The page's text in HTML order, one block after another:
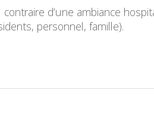
d’une ambiance
personnel, famille).